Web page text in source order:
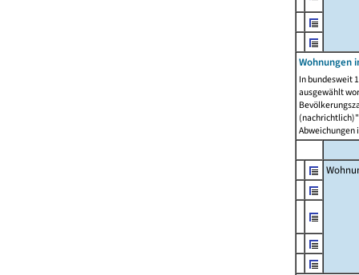
Wohnungen
In bundesweit
ausgewählt
Abweichungen